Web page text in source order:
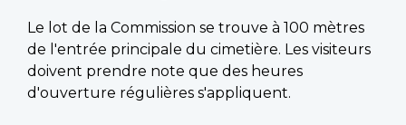
Le lot de la Commission se trouve à 100 mètres
de l'entrée principale du cimetière. Les visiteurs
doivent prendre note que des heures
d'ouverture régulières s'appliquent.